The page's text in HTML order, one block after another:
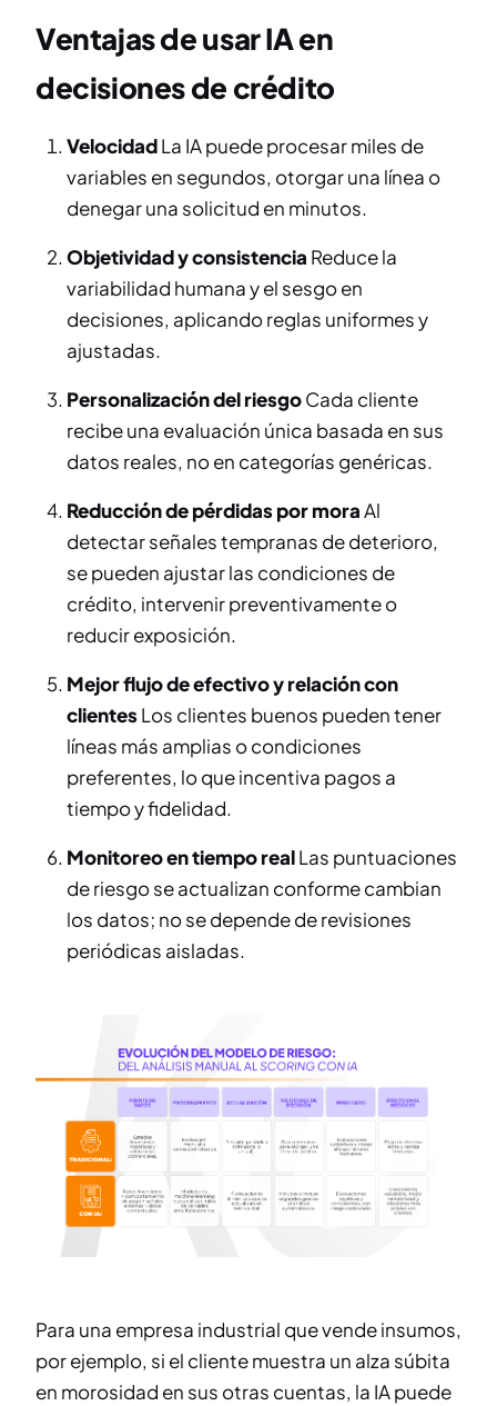
Ventajas de usar IA en
decisiones de crédito
VelocidadLa IA puede procesar miles de
variables en segundos, otorgar una línea o
denegar una solicitud en minutos.
Objetividad y consistencia Reduce la
variabilidad humana y el sesgo en
decisiones, aplicando reglas uniformes y
ajustadas.
Personalización del riesgoCada cliente
recibe una evaluación única basada en sus
datos reales, no en categorías genéricas.
Reducción de pérdidas por moraAl
detectar señales tempranas de deterioro,
se pueden ajustar las condiciones de
crédito, intervenir preventivamente o
reducir exposición.
Mejor flujo de efectivo y relación con
clientesLos clientes buenos pueden tener
líneas más amplias o condiciones
preferentes, lo que incentiva pagos a
tiempo y fidelidad.
Monitoreo en tiempo realLas puntuaciones
de riesgo se actualizan conforme cambian
los datos; no se depende de revisiones
periódicas aisladas.
Para una empresa industrial que vende insumos,
por ejemplo, si el cliente muestra un alza súbita
en morosidad en sus otras cuentas, la IA puede